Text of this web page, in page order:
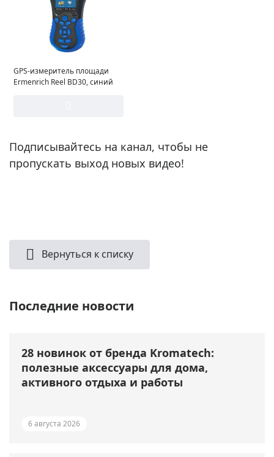
GPS-измеритель площади
Ermenrich Reel BD30, синий
Подписывайтесь на канал, чтобы не
пропускать выход новых видео!
Вернуться к списку
Последние новости
28 новинок от бренда Kromatech:
полезные аксессуары для дома,
активного отдыха и работы
6 августа 2026